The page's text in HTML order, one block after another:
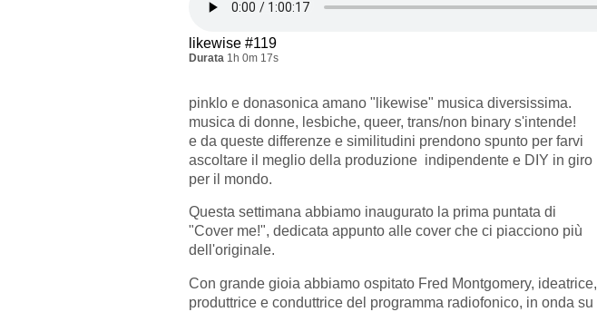
likewise #119
Durata 1h 0m 17s
pinklo e donasonica amano "likewise" musica diversissima.
musica di donne, lesbiche, queer, trans/non binary s'intende!
e da queste differenze e similitudini prendono spunto per farvi
ascoltare il meglio della produzione indipendente e DIY in giro
per il mondo.
Questa settimana abbiamo inaugurato la prima puntata di
"Cover me!", dedicata appunto alle cover che ci piacciono più
dell'originale.
Con grande gioia abbiamo ospitato Fred Montgomery, ideatrice,
produttrice e conduttrice del programma radiofonico, in onda su